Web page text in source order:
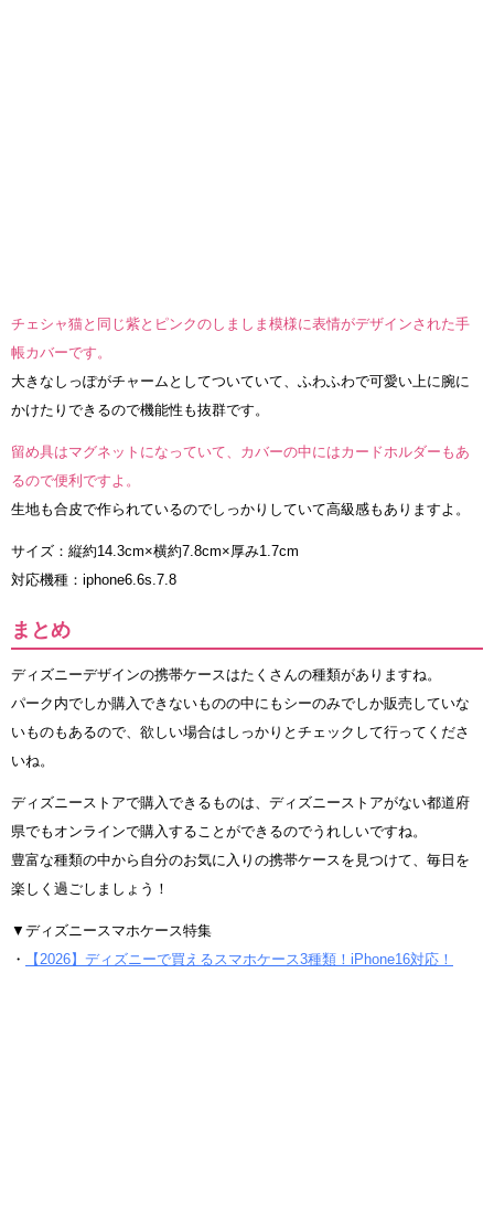
チェシャ猫と同じ紫とピンクのしましま模様に表情がデザインされた手
帳カバーです。
大きなしっぽがチャームとしてついていて、ふわふわで可愛い上に腕に
かけたりできるので機能性も抜群です。
留め具はマグネットになっていて、カバーの中にはカードホルダーもあ
るので便利ですよ。
生地も合皮で作られているのでしっかりしていて高級感もありますよ。
サイズ：縦約14.3cm×横約7.8cm×厚み1.7cm
対応機種：iphone6.6s.7.8
まとめ
ディズニーデザインの携帯ケースはたくさんの種類がありますね。
パーク内でしか購入できないものの中にもシーのみでしか販売していな
いものもあるので、欲しい場合はしっかりとチェックして行ってくださ
いね。
ディズニーストアで購入できるものは、ディズニーストアがない都道府
県でもオンラインで購入することができるのでうれしいですね。
豊富な種類の中から自分のお気に入りの携帯ケースを見つけて、毎日を
楽しく過ごしましょう！
▼ディズニースマホケース特集
・
【2026】ディズニーで買えるスマホケース3種類！iPhone16対応！